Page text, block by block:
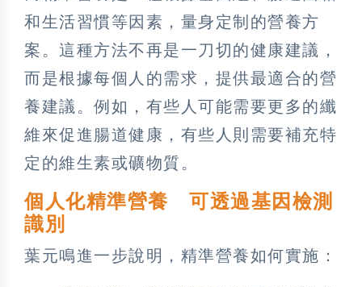
和生活習慣等因素，量身定制的營養方
案。這種方法不再是一刀切的健康建議，
而是根據每個人的需求，提供最適合的營
養建議。例如，有些人可能需要更多的纖
維來促進腸道健康，有些人則需要補充特
定的維生素或礦物質。
個人化精準營養 可透過基因檢測
識別
葉元鳴進一步說明，精準營養如何實施：